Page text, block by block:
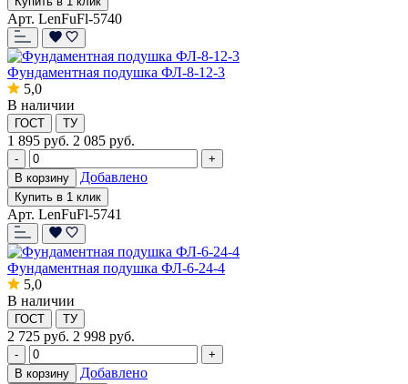
Арт. LenFuFl-5740
Фундаментная подушка ФЛ-8-12-3
5,0
В наличии
ГОСТ ТУ
1 895 руб. 2 085 руб.
-
+
В корзину
Добавлено
Купить в 1 клик
Арт. LenFuFl-5741
Фундаментная подушка ФЛ-6-24-4
5,0
В наличии
ГОСТ ТУ
2 725 руб. 2 998 руб.
-
+
В корзину
Добавлено